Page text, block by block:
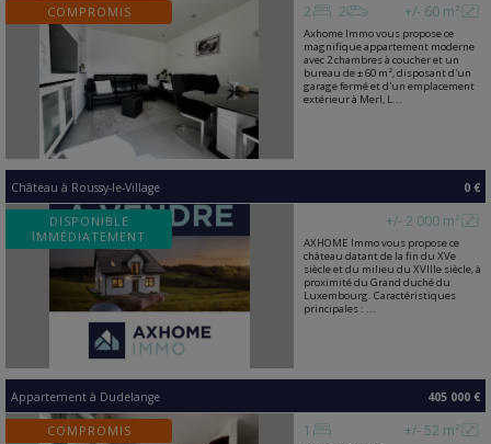
COMPROMIS +/- 60 m²
2 2
Axhome Immo vous propose ce
magnifique appartement moderne
avec 2 chambres à coucher et un
bureau de ± 60 m², disposant d'un
garage fermé et d'un emplacement
extérieur à Merl, L...
Château à Roussy-le-Village 0 €
DISPONIBLE
IMMÉDIATEMENT
+/- 2 000 m²
AXHOME Immo vous propose ce
château datant de la fin du XVe
siècle et du milieu du XVIIIe siècle, à
proximité du Grand duché du
Luxembourg. Caractéristiques
principales : ...
Appartement à Dudelange 405 000 €
COMPROMIS +/- 52 m²
1